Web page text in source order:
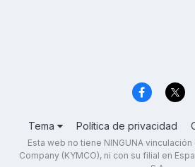
Tema Política de privacidad
Esta web no tiene NINGUNA
Company (KYMCO), ni con su filial en